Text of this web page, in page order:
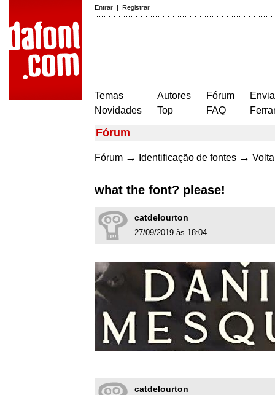
Entrar | Registrar
Temas
Novidades
Autores
Top
Fórum
FAQ
Fórum
Fórum → Identificação de fontes →
what the font? please!
catdelourton
27/09/2019 às 18:04
catdelourton